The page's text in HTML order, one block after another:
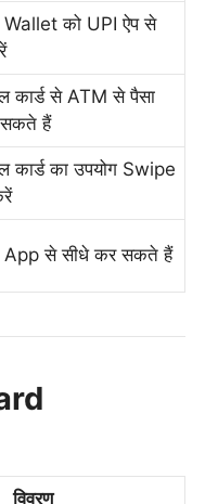
को UPI ऐप से
कार्ड से ATM से पैसा
सकते हैं
कार्ड का उपयोग Swipe
App से सीधे कर सकते हैं
विवरण